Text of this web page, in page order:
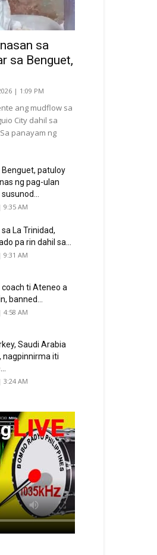
sa
sa Benguet,
| 1:09 PM
ang mudflow sa
City dahil sa
panayam ng
Benguet, patuloy
ng pag-ulan
9:35 AM
sa La Trinidad,
pa rin dahil sa...
9:31 AM
ti Ateneo a
banned...
4:58 AM
Saudi Arabia
nagpinnirma iti
3:24 AM